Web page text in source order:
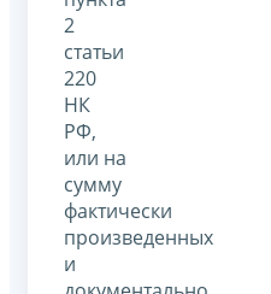
2
статьи
220
НК
РФ,
или на
сумму
фактически
произведенных
и